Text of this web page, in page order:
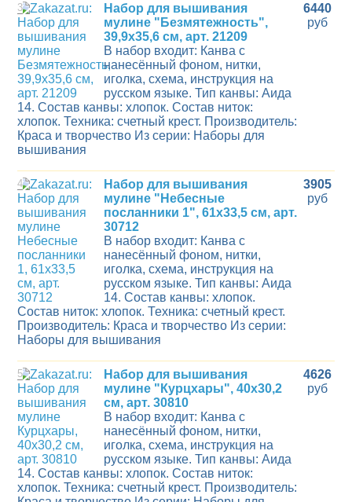
3
Набор для вышивания
мулине "Безмятежность",
39,9х35,6 см, арт. 21209
В набор входит: Канва с
нанесённый фоном, нитки,
иголка, схема, инструкция на
русском языке. Тип канвы: Аида
14. Состав канвы: хлопок. Состав ниток:
хлопок. Техника: счетный крест. Производитель:
Краса и творчество Из серии: Наборы для
вышивания
6440
руб
4
Набор для вышивания
мулине "Небесные
посланники 1", 61х33,5 см, арт.
30712
В набор входит: Канва с
нанесённый фоном, нитки,
иголка, схема, инструкция на
русском языке. Тип канвы: Аида
14. Состав канвы: хлопок.
Состав ниток: хлопок. Техника: счетный крест.
Производитель: Краса и творчество Из серии:
Наборы для вышивания
3905
руб
5
Набор для вышивания
мулине "Курцхары", 40х30,2
см, арт. 30810
В набор входит: Канва с
нанесённый фоном, нитки,
иголка, схема, инструкция на
русском языке. Тип канвы: Аида
14. Состав канвы: хлопок. Состав ниток:
хлопок. Техника: счетный крест. Производитель:
4626
руб